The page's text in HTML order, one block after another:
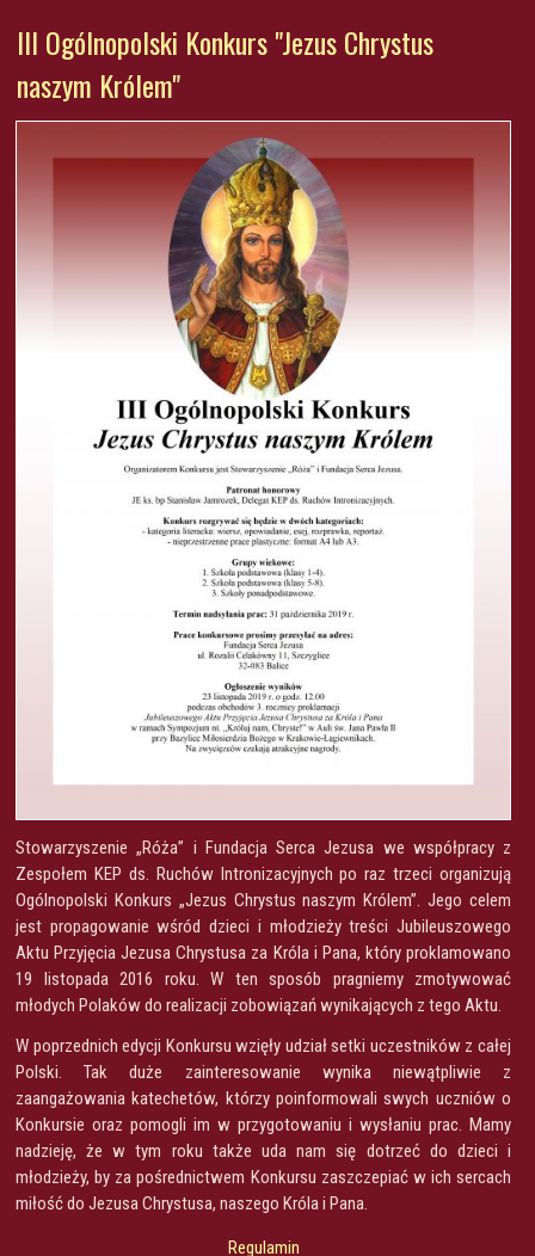
III Ogólnopolski Konkurs "Jezus Chrystus
naszym Królem"
Stowarzyszenie „Róża” i Fundacja Serca Jezusa we współpracy z
Zespołem KEP ds. Ruchów Intronizacyjnych po raz trzeci organizują
Ogólnopolski Konkurs „Jezus Chrystus naszym Królem”. Jego celem
jest propagowanie wśród dzieci i młodzieży treści Jubileuszowego
Aktu Przyjęcia Jezusa Chrystusa za Króla i Pana, który proklamowano
19 listopada 2016 roku. W ten sposób pragniemy zmotywować
młodych Polaków do realizacji zobowiązań wynikających z tego Aktu.
W poprzednich edycji Konkursu wzięły udział setki uczestników z całej
Polski. Tak duże zainteresowanie wynika niewątpliwie z
zaangażowania katechetów, którzy poinformowali swych uczniów o
Konkursie oraz pomogli im w przygotowaniu i wysłaniu prac. Mamy
nadzieję, że w tym roku także uda nam się dotrzeć do dzieci i
młodzieży, by za pośrednictwem Konkursu zaszczepiać w ich sercach
miłość do Jezusa Chrystusa, naszego Króla i Pana.
Regulamin